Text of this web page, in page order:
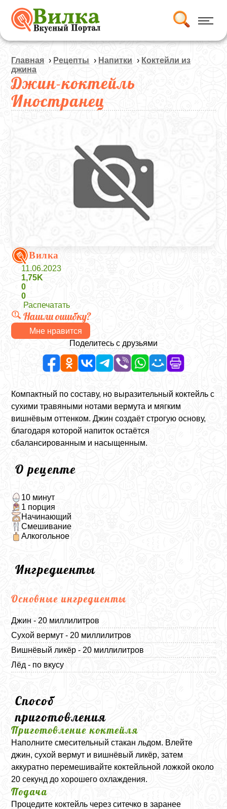
Главная › Рецепты › Напитки › Коктейли из
джина
Джин-коктейль
Иностранец
Вилка
11.06.2023
1,75K
0
0
Распечатать
Нашли ошибку?
Мне нравится
Поделитесь с друзьями
Компактный по составу, но выразительный коктейль с
сухими травяными нотами вермута и мягким
вишнёвым оттенком. Джин создаёт строгую основу,
благодаря которой напиток остаётся
сбалансированным и насыщенным.
О рецепте
10 минут
1 порция
Начинающий
Смешивание
Алкогольное
Ингредиенты
Основные ингредиенты
Джин - 20 миллилитров
Сухой вермут - 20 миллилитров
Вишнёвый ликёр - 20 миллилитров
Лёд - по вкусу
Способ
приготовления
Приготовление коктейля
Наполните смесительный стакан льдом. Влейте
джин, сухой вермут и вишнёвый ликёр, затем
аккуратно перемешивайте коктейльной ложкой около
20 секунд до хорошего охлаждения.
Подача
Процедите коктейль через ситечко в заранее